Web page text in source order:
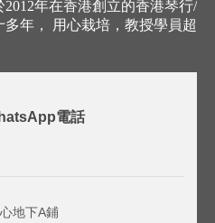
年在香港創立的香港琴行/
年， 用心栽培，教授學員超
電話
地下A鋪